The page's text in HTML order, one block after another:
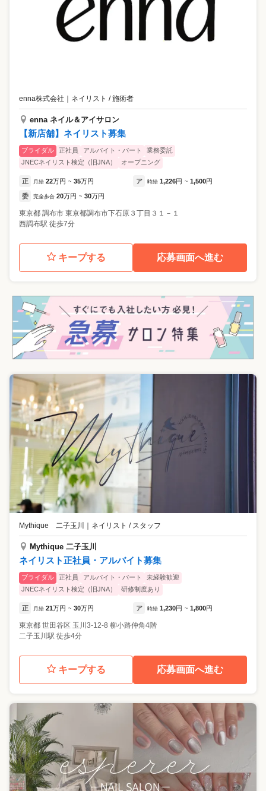
enna株式会社 ｜ ネイリスト / 施術者
enna ネイル＆アイサロン
【新店舗】ネイリスト募集
ブライダル 正社員 アルバイト・パート
業務委託
JNECネイリスト検定（旧JNA）
オープニング
正 月給 22万円 ~ 35万円 ア 時給 1,226円 ~ 1,500円
委 完全歩合 20万円 ~ 30万円
東京都 調布市 東京都調布市下石原３丁目３１－１
西調布駅 徒歩7分
キープする 応募画面へ進む
Mythique 二子玉川 ｜ ネイリスト / スタッフ
Mythique 二子玉川
ネイリスト正社員・アルバイト募集
ブライダル 正社員 アルバイト・パート
未経験歓迎
JNECネイリスト検定（旧JNA）
研修制度あり
正 月給 21万円 ~ 30万円 ア 時給 1,230円 ~ 1,800円
東京都 世田谷区 玉川3-12-8 柳小路仲角4階
二子玉川駅 徒歩4分
キープする 応募画面へ進む